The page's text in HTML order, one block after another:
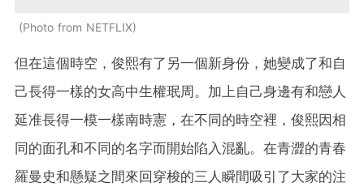
Photo from NETFLIX
但在這個時空，俊熙有了另一個新身份，她變成了和自
己長得一樣的女高中生權珉周。加上自己身邊有和戀人
延准長得一模一樣南時憲，在不同的時空裡，俊熙因相
同的面孔和不同的名字而開始陷入混亂。在青澀的青春
羅曼史和懸疑之間來回穿梭的三人瞬間吸引了大家的注